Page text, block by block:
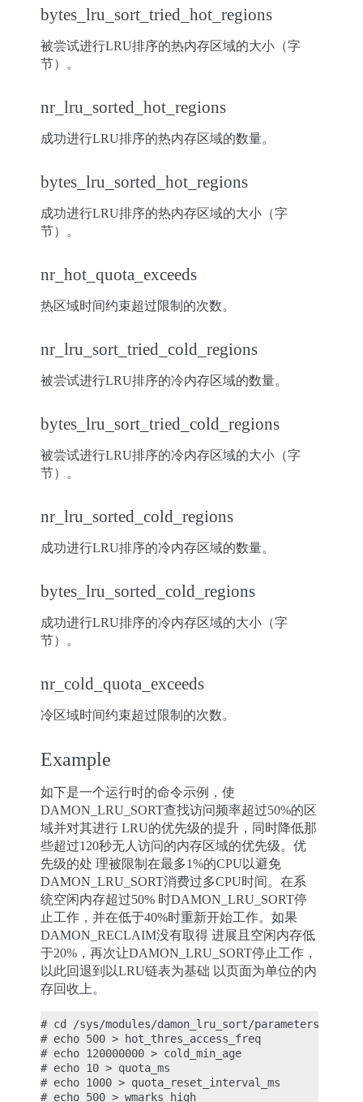
bytes_lru_sort_tried_hot_regions
被尝试进行LRU排序的热内存区域的大小（字
节）。
nr_lru_sorted_hot_regions
成功进行LRU排序的热内存区域的数量。
bytes_lru_sorted_hot_regions
成功进行LRU排序的热内存区域的大小（字
节）。
nr_hot_quota_exceeds
热区域时间约束超过限制的次数。
nr_lru_sort_tried_cold_regions
被尝试进行LRU排序的冷内存区域的数量。
bytes_lru_sort_tried_cold_regions
被尝试进行LRU排序的冷内存区域的大小（字
节）。
nr_lru_sorted_cold_regions
成功进行LRU排序的冷内存区域的数量。
bytes_lru_sorted_cold_regions
成功进行LRU排序的冷内存区域的大小（字
节）。
nr_cold_quota_exceeds
冷区域时间约束超过限制的次数。
Example
如下是一个运行时的命令示例，使
DAMON_LRU_SORT查找访问频率超过50%的区
域并对其进行 LRU的优先级的提升，同时降低那
些超过120秒无人访问的内存区域的优先级。优
先级的处 理被限制在最多1%的CPU以避免
DAMON_LRU_SORT消费过多CPU时间。在系
统空闲内存超过50% 时DAMON_LRU_SORT停
止工作，并在低于40%时重新开始工作。如果
DAMON_RECLAIM没有取得 进展且空闲内存低
于20%，再次让DAMON_LRU_SORT停止工作，
以此回退到以LRU链表为基础 以页面为单位的内
存回收上。
# cd /sys/modules/damon_lru_sort/parameters
# echo 500 > hot_thres_access_freq
# echo 120000000 > cold_min_age
# echo 10 > quota_ms
# echo 1000 > quota_reset_interval_ms
# echo 500 > wmarks_high